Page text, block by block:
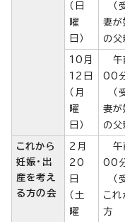
（日
曜
日）
（
妻が
の父
10月
12日
（月
曜
日）
午
00
（
妻が
の父
これから
妊娠・出
産を考え
る方の会
2月
20
日
（土
曜
午
00
（
これ
方